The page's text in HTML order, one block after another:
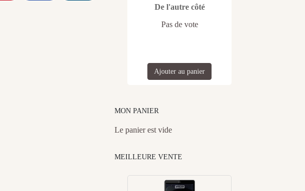
De l'autre côté
Pas de vote
Ajouter au panier
MON PANIER
Le panier est vide
MEILLEURE VENTE